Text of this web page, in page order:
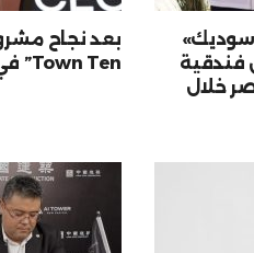
. «سوديك»
فندقية
خلال
بعد نجاح
Town Ten” في موقع استراتيجي بالعبور